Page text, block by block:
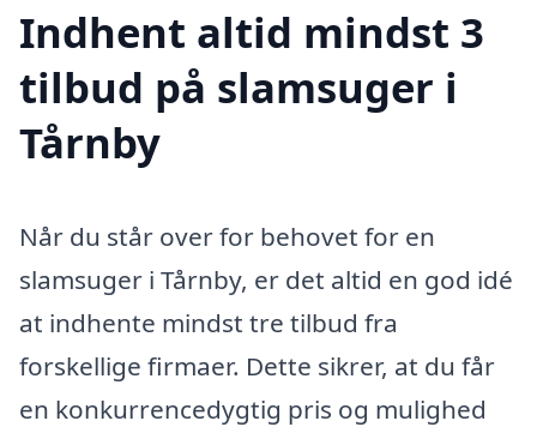
Indhent altid mindst 3
tilbud på slamsuger i
Tårnby
Når du står over for behovet for en
slamsuger i Tårnby, er det altid en god idé
at indhente mindst tre tilbud fra
forskellige firmaer. Dette sikrer, at du får
en konkurrencedygtig pris og mulighed